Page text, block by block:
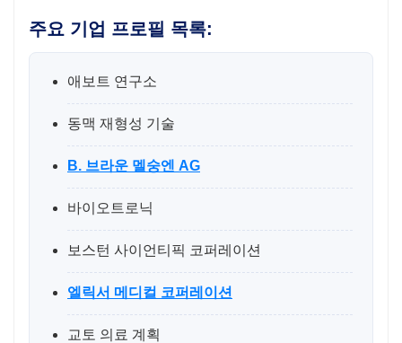
주요 기업 프로필 목록:
애보트 연구소
동맥 재형성 기술
B. 브라운 멜숭엔 AG
바이오트로닉
보스턴 사이언티픽 코퍼레이션
엘릭서 메디컬 코퍼레이션
교토 의료 계획